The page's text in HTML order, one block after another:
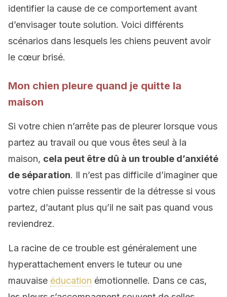
identifier la cause de ce comportement avant
d’envisager toute solution. Voici différents
scénarios dans lesquels les chiens peuvent avoir
le cœur brisé.
Mon chien pleure quand je quitte la
maison
Si votre chien n’arrête pas de pleurer lorsque vous
partez au travail ou que vous êtes seul à la
maison, cela peut être dû à un trouble d’anxiété
de séparation. Il n’est pas difficile d’imaginer que
votre chien puisse ressentir de la détresse si vous
partez, d’autant plus qu’il ne sait pas quand vous
reviendrez.
La racine de ce trouble est généralement une
hyperattachement envers le tuteur ou une
mauvaise éducation émotionnelle. Dans ce cas,